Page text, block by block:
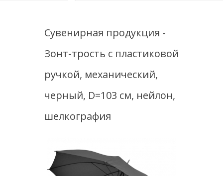
пластиковой ручкой, механический, черный,
Сувенирная продукция -
Зонт-трость с пластиковой
ручкой, механический,
черный, D=103 см, нейлон,
шелкография